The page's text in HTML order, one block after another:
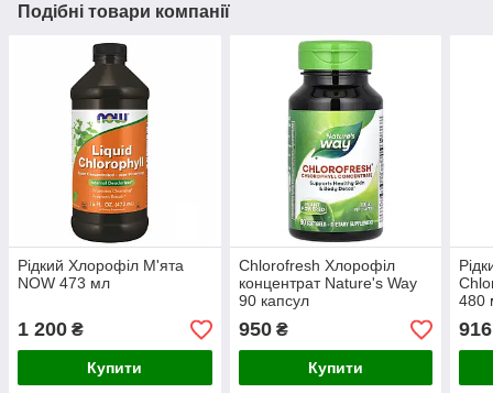
Подібні товари компанії
Рідкий Хлорофіл М'ята
NOW 473 мл
1 200 ₴
Купити
Chlorofresh Хлорофіл
концентрат Nature's Way
90 капсул
950₴
Купити
480
916